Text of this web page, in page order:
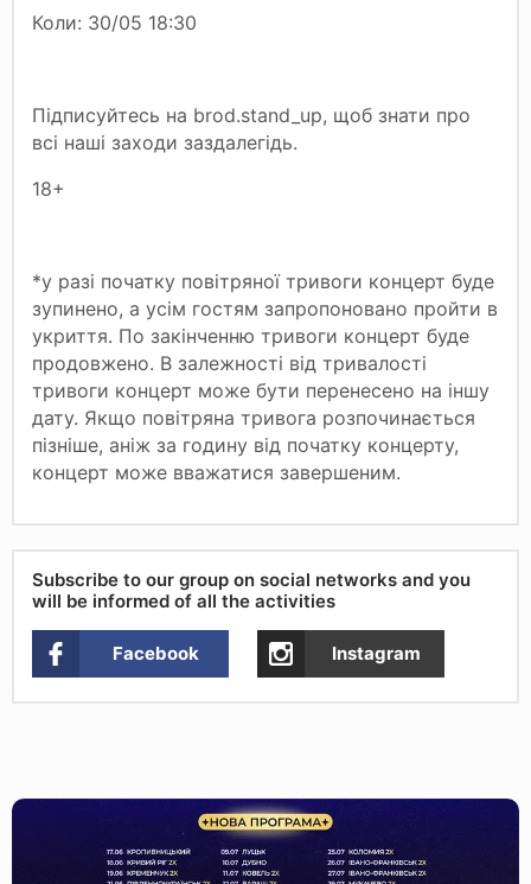
Коли: 30/05 18:30
Підписуйтесь на brod.stand_up, щоб знати про
всі наші заходи заздалегідь.
18+
*у разі початку повітряної тривоги концерт буде
зупинено, а усім гостям запропоновано пройти в
укриття. По закінченню тривоги концерт буде
продовжено. В залежності від тривалості
тривоги концерт може бути перенесено на іншу
дату. Якщо повітряна тривога розпочинається
пізніше, аніж за годину від початку концерту,
концерт може вважатися завершеним.
Subscribe to our group on social networks and you
will be informed of all the activities
Facebook Instagram